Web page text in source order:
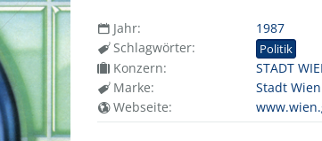
Jahr:
1987
Schlagwörter:
Politik
Konzern:
STADT
Marke:
Stadt Wien
Webseite: